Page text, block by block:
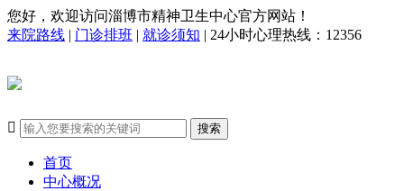
您好，欢迎访问淄博市精神卫生中心官方网站！
来院路线 | 门诊排班 | 就诊须知 | 24小时心理热线：12356
 搜索
首页
中心概况